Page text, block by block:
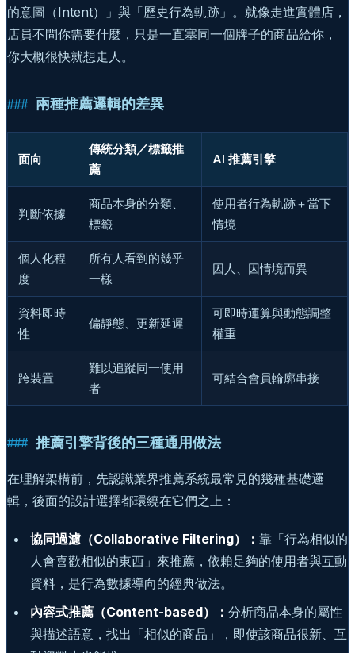
的意圖（Intent）」與「歷史行為軌跡」。就像走進實體店，
店員不問你需要什麼，只是一直塞同一個牌子的商品給你，
你大概很快就想走人。
兩種推薦邏輯的差異
面向
傳統分類／標籤推
薦
AI 推薦引擎
判斷依據
商品本身的分類、
標籤
使用者行為軌跡＋當下
情境
個人化程
度
所有人看到的幾乎
一樣
因人、因情境而異
資料即時
性
偏靜態、更新延遲
可即時運算與動態調整
權重
跨裝置
難以追蹤同一使用
者
可結合會員輪廓串接
推薦引擎背後的三種通用做法
在理解架構前，先認識業界推薦系統最常見的幾種基礎邏
輯，後面的設計選擇都環繞在它們之上：
協同過濾（Collaborative Filtering）： 靠「行為相似的
人會喜歡相似的東西」來推薦，依賴足夠的使用者與互動
資料，是行為數據導向的經典做法。
內容式推薦（Content-based）： 分析商品本身的屬性
與描述語意，找出「相似的商品」，即使該商品很新、互